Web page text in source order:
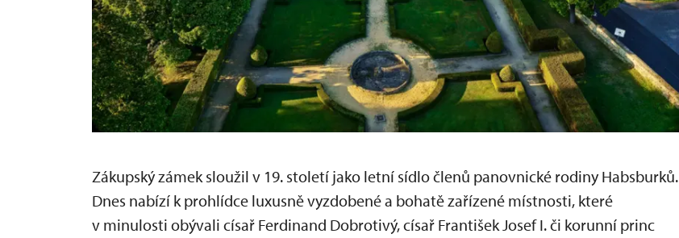
Zákupský zámek sloužil v 19. století jako letní sídlo členů panovnické rodiny Habsburků.
Dnes nabízí k prohlídce luxusně vyzdobené a bohatě zařízené místnosti, které
v minulosti obývali císař Ferdinand Dobrotivý, císař František Josef I. či korunní princ